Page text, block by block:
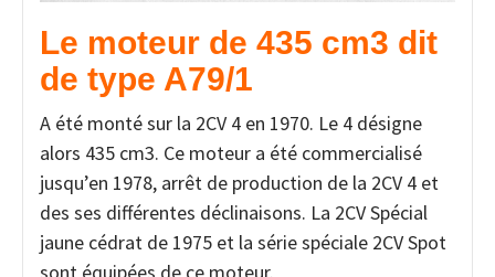
Le moteur de 435 cm3 dit
de type A79/1
A été monté sur la 2CV 4 en 1970. Le 4 désigne
alors 435 cm3. Ce moteur a été commercialisé
jusqu’en 1978, arrêt de production de la 2CV 4 et
des ses différentes déclinaisons. La 2CV Spécial
jaune cédrat de 1975 et la série spéciale 2CV Spot